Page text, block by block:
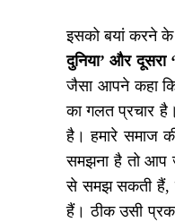
इसको बयां करने के
दुनिया’ और दूसरा ‘
जैसा आपने कहा
का गलत प्रचार है।
है। हमारे समाज
समझना है तो आप
से समझ सकती हैं,
हैं। ठीक उसी